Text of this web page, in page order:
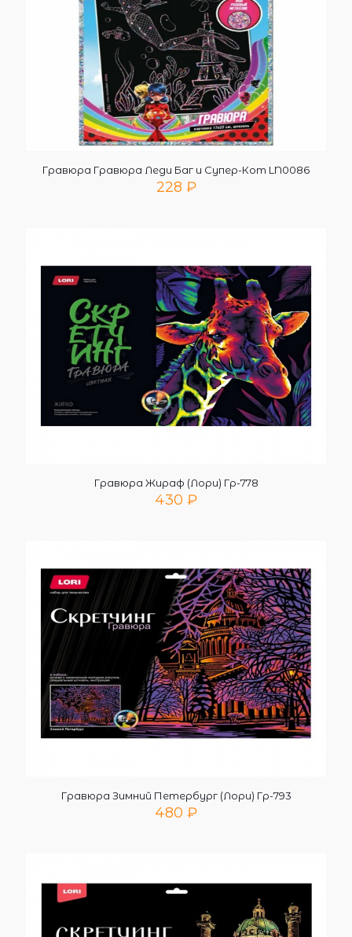
Гравюра Гравюра Леди Баг и Супер-Кот LN0086
228 ₽
Гравюра Жираф (Лори) Гр-778
430 ₽
Гравюра Зимний Петербург (Лори) Гр-793
480 ₽